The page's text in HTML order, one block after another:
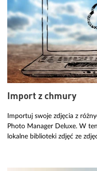
Import z chmury
Importuj swoje zdjęcia z
Photo Manager Deluxe. W
lokalne biblioteki zdjęć ze